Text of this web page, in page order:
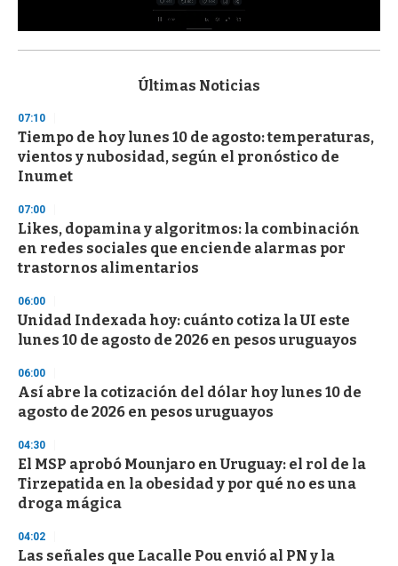
s
d
s
o
f
3
s
e
c
o
n
Últimas Noticias
07:10
Tiempo de hoy lunes 10 de agosto: temperaturas,
vientos y nubosidad, según el pronóstico de
Inumet
07:00
Likes, dopamina y algoritmos: la combinación
en redes sociales que enciende alarmas por
trastornos alimentarios
06:00
Unidad Indexada hoy: cuánto cotiza la UI este
lunes 10 de agosto de 2026 en pesos uruguayos
06:00
Así abre la cotización del dólar hoy lunes 10 de
agosto de 2026 en pesos uruguayos
04:30
El MSP aprobó Mounjaro en Uruguay: el rol de la
Tirzepatida en la obesidad y por qué no es una
droga mágica
04:02
Las señales que Lacalle Pou envió al PN y la